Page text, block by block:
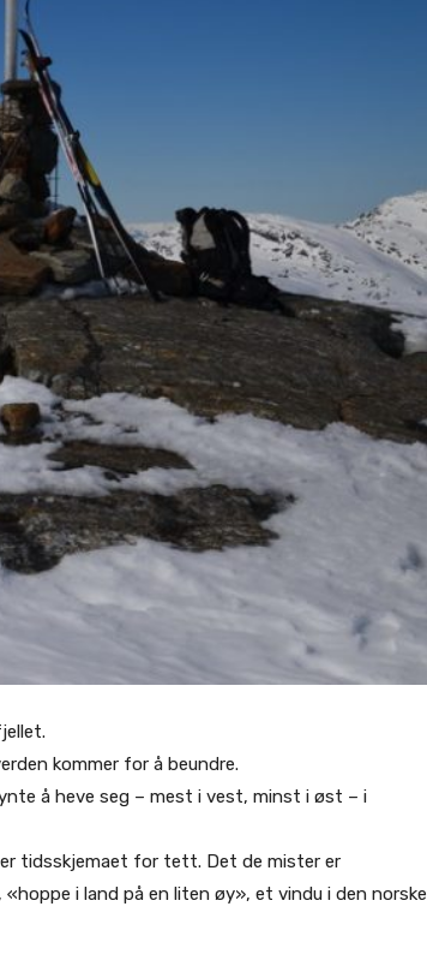
kommer for å beundre.
å heve seg – mest i vest, minst i øst – i
tidsskjemaet for tett. Det de mister er
i land på en liten øy», et vindu i den norske